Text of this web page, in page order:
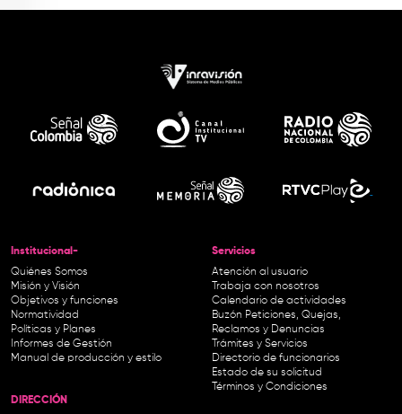
Institucional-
Quiénes Somos
Misión y Visión
Objetivos y funciones
Normatividad
Políticas y Planes
Informes de Gestión
Manual de producción y estilo
Servicios
Atención al usuario
Trabaja con nosotros
Calendario de actividades
Buzón Peticiones, Quejas,
Reclamos y Denuncias
Trámites y Servicios
Directorio de funcionarios
Estado de su solicitud
Términos y Condiciones
DIRECCIÓN